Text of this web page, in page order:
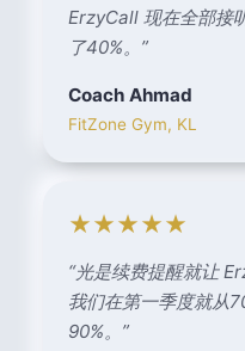
ErzyCall 现在全部接
了40%。 ”
Coach Ahmad
FitZone Gym, KL
★★★★★
“光是续费提醒就让
我们在第一季度就从
90%。 ”